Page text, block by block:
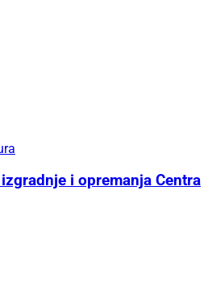
i opremanja Centra